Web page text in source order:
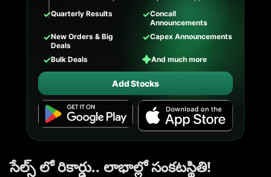
✓Quarterly Results ✓Concall
Announcements
✓New Orders & Big
Deals
✓Capex Announcements
✓Bulk Deals ✦And much more
Add Stocks
సేల్స్ లో రికార్డు.. లాభాల్లో సంకటస్థితి!